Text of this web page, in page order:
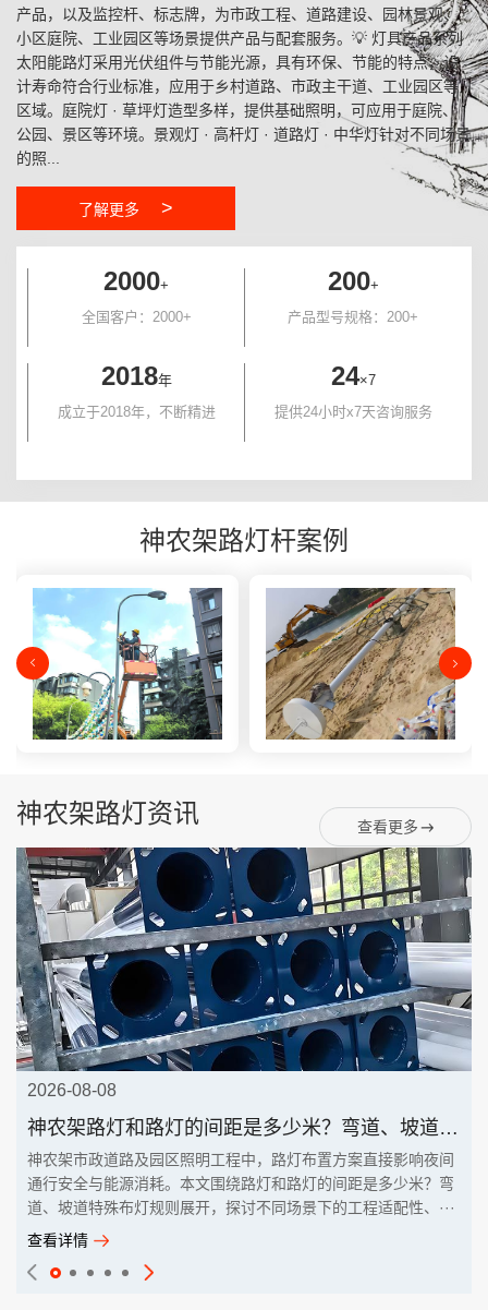
产品，以及监控杆、标志牌，为市政工程、道路建设、园林景观、
小区庭院、工业园区等场景提供产品与配套服务。💡 灯具产品系列
太阳能路灯采用光伏组件与节能光源，具有环保、节能的特点，设
计寿命符合行业标准，应用于乡村道路、市政主干道、工业园区等
区域。庭院灯 · 草坪灯造型多样，提供基础照明，可应用于庭院、
公园、景区等环境。景观灯 · 高杆灯 · 道路灯 · 中华灯针对不同场景
的照...
了解更多 >
2000+
全国客户：2000+
200+
产品型号规格：200+
2018年
成立于2018年，不断精进
24×7
提供24小时x7天咨询服务
神农架路灯杆案例
神农架路灯资讯 查看更多
2026-08-08
神农架路灯和路灯的间距是多少米？弯道、坡道特殊布灯规则
神农架市政道路及园区照明工程中，路灯布置方案直接影响夜间
通行安全与能源消耗。本文围绕路灯和路灯的间距是多少米？弯
道、坡道特殊布灯规则展开，探讨不同场景下的工程适配性、···
查看详情